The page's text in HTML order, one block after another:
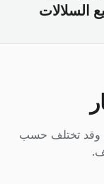
السلالات
وقد تختلف حسب